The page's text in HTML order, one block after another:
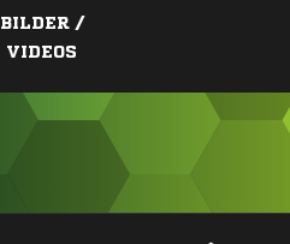
BILDER /
VIDEOS